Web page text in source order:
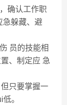
确认工作职
急躲藏、避
员的技能相
、制定应 急
只要掌握一
。